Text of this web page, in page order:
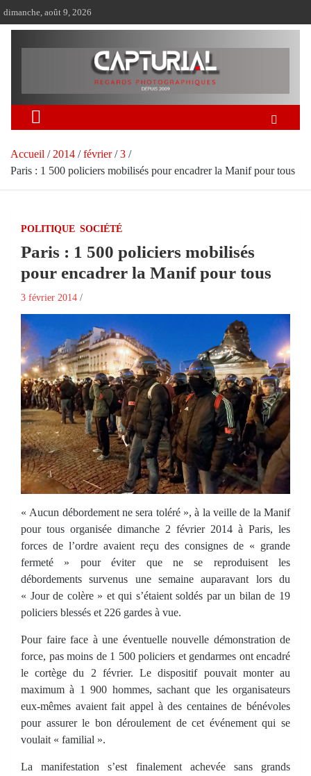
Aller
au
dimanche, août 9, 2026
Accueil 2014 février
3
Paris : 1 500 policiers mobilisés pour encadrer la Manif pour tous
POLITIQUE SOCIÉTÉ
Paris : 1 500 policiers mobilisés
pour encadrer la Manif pour tous
3 février 2014
« Aucun débordement ne sera toléré », à la veille de la Manif
pour tous organisée dimanche 2 février 2014 à Paris, les
forces de l’ordre avaient reçu des consignes de « grande
fermeté » pour éviter que ne se reproduisent les
débordements survenus une semaine auparavant lors du
« Jour de colère » et qui s’étaient soldés par un bilan de 19
policiers blessés et 226 gardes à vue.
Pour faire face à une éventuelle nouvelle démonstration de
force, pas moins de 1 500 policiers et gendarmes ont encadré
le cortège du 2 février. Le dispositif pouvait monter au
maximum à 1 900 hommes, sachant que les organisateurs
eux-mêmes avaient fait appel à des centaines de bénévoles
pour assurer le bon déroulement de cet événement qui se
voulait « familial ».
La manifestation s’est finalement achevée sans grands